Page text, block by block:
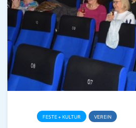
FESTE + KULTUR VEREIN